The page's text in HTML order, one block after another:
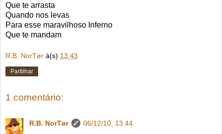
Que te arrasta
Quando nos levas
Para esse maravilhoso Inferno
Que te mandam
R.B. NorTør à(s) 13:43
Partilhar
1 comentário:
R.B. NorTør
06/12/10, 13:44